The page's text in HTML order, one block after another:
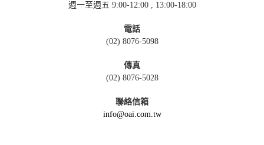
週一至週五 9:00-12:00 , 13:00-18:00
電話
(02) 8076-5098
傳真
(02) 8076-5028
聯絡信箱
info@oai.com.tw